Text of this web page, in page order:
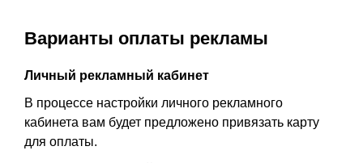
Варианты оплаты рекламы
Личный рекламный кабинет
В процессе настройки личного рекламного
кабинета вам будет предложено привязать карту
для оплаты.